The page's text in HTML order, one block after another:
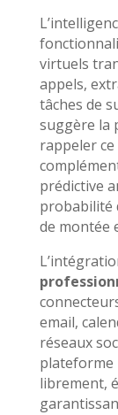
virtuels
appels,
tâches de
suggère la
rappeler
prédictive
probabilité
de montée
email,
réseaux
plateforme
librement,